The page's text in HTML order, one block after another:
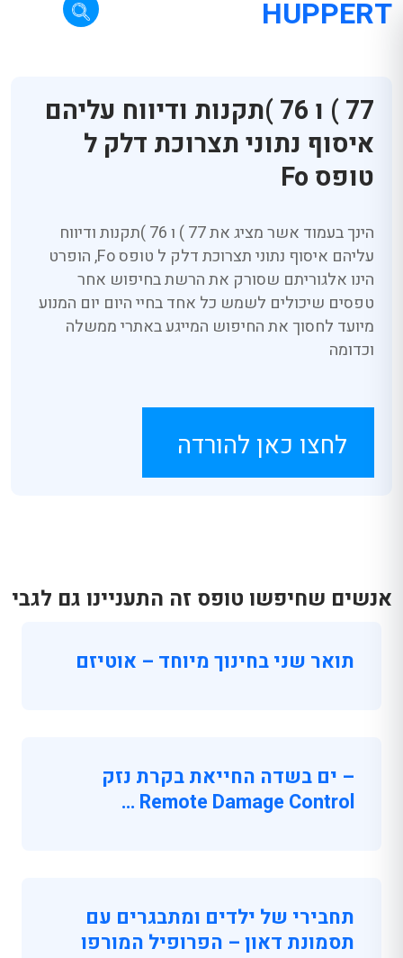
HUPPERT
77 ) ו 76 )תקנות ודיווח עליהם
איסוף נתוני תצרוכת דלק ל
טופס Fo
הינך בעמוד אשר מציג את 77 ) ו 76 )תקנות ודיווח
עליהם איסוף נתוני תצרוכת דלק ל טופס Fo, הופרט
הינו אלגוריתם שסורק את הרשת בחיפוש אחר
טפסים שיכולים לשמש כל אחד בחיי היום יום המנוע
מיועד לחסוך את החיפוש המייגע באתרי ממשלה
וכדומה
לחצו כאן להורדה
אנשים שחיפשו טופס זה התעניינו גם לגבי
תואר שני בחינוך מיוחד – אוטיזם
– ים בשדה החייאת בקרת נזק
Remote Damage Control …
תחבירי של ילדים ומתבגרים עם
תסמונת דאון – הפרופיל המורפו